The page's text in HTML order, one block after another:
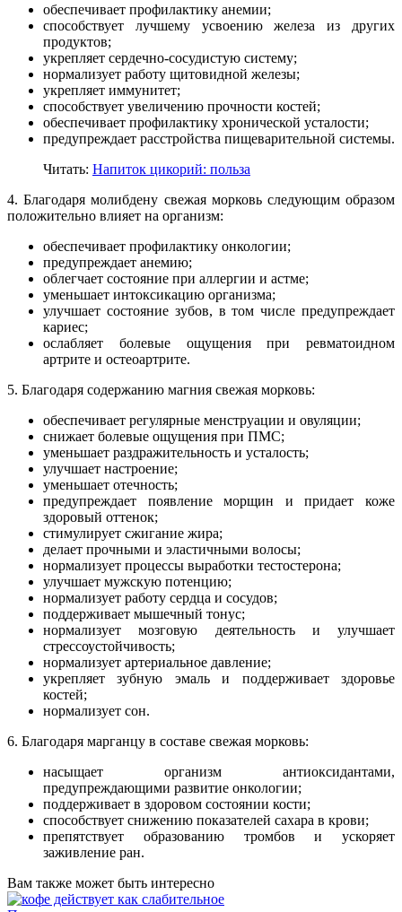
обеспечивает профилактику анемии;
способствует лучшему усвоению железа из других
продуктов;
укрепляет сердечно-сосудистую систему;
нормализует работу щитовидной железы;
укрепляет иммунитет;
способствует увеличению прочности костей;
обеспечивает профилактику хронической усталости;
предупреждает расстройства пищеварительной системы.
Читать: Напиток цикорий: польза
4. Благодаря молибдену свежая морковь следующим образом
положительно влияет на организм:
обеспечивает профилактику онкологии;
предупреждает анемию;
облегчает состояние при аллергии и астме;
уменьшает интоксикацию организма;
улучшает состояние зубов, в том числе предупреждает
кариес;
ослабляет болевые ощущения при ревматоидном
артрите и остеоартрите.
5. Благодаря содержанию магния свежая морковь:
обеспечивает регулярные менструации и овуляции;
снижает болевые ощущения при ПМС;
уменьшает раздражительность и усталость;
улучшает настроение;
уменьшает отечность;
предупреждает появление морщин и придает коже
здоровый оттенок;
стимулирует сжигание жира;
делает прочными и эластичными волосы;
нормализует процессы выработки тестостерона;
улучшает мужскую потенцию;
нормализует работу сердца и сосудов;
поддерживает мышечный тонус;
нормализует мозговую деятельность и улучшает
стрессоустойчивость;
нормализует артериальное давление;
укрепляет зубную эмаль и поддерживает здоровье
костей;
нормализует сон.
6. Благодаря марганцу в составе свежая морковь:
насыщает организм антиоксидантами,
предупреждающими развитие онкологии;
поддерживает в здоровом состоянии кости;
способствует снижению показателей сахара в крови;
препятствует образованию тромбов и ускоряет
заживление ран.
Вам также может быть интересно